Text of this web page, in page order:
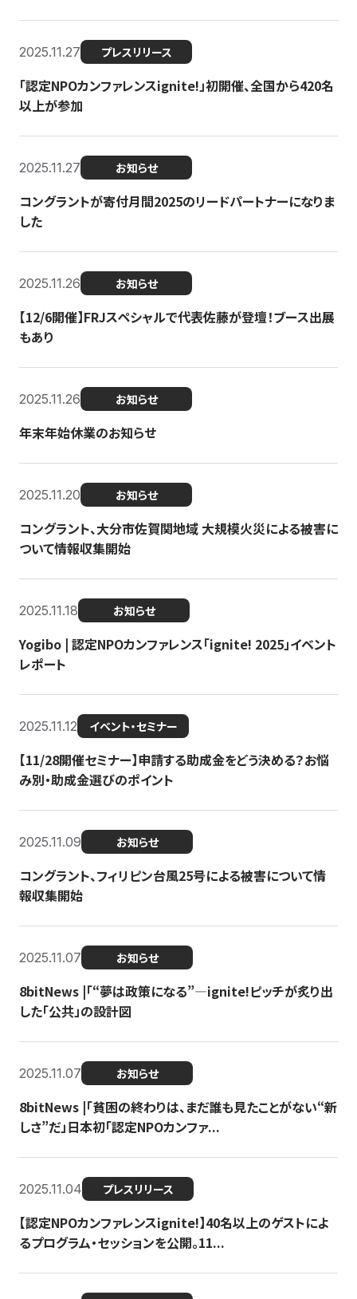
2025.11.27 プレスリリース
「認定NPOカンファレンスignite!」初開催、全国から420名
以上が参加
2025.11.27 お知らせ
コングラントが寄付月間2025のリードパートナーになりま
した
2025.11.26 お知らせ
【12/6開催】FRJスペシャルで代表佐藤が登壇！ブース出展
もあり
2025.11.26 お知らせ
年末年始休業のお知らせ
2025.11.20 お知らせ
コングラント、大分市佐賀関地域 大規模火災による被害に
ついて情報収集開始
2025.11.18 お知らせ
Yogibo | 認定NPOカンファレンス「ignite! 2025」イベント
レポート
2025.11.12 イベント・セミナー
【11/28開催セミナー】申請する助成金をどう決める？お悩
み別・助成金選びのポイント
2025.11.09 お知らせ
コングラント、フィリピン台風25号による被害について情
報収集開始
2025.11.07 お知らせ
8bitNews |「“夢は政策になる”—ignite!ピッチが炙り出
した「公共」の設計図
2025.11.07 お知らせ
8bitNews |「貧困の終わりは、まだ誰も見たことがない“新
しさ”だ」日本初「認定NPOカンファ...
2025.11.04 プレスリリース
【認定NPOカンファレンスignite!】40名以上のゲストによ
るプログラム・セッションを公開。11...